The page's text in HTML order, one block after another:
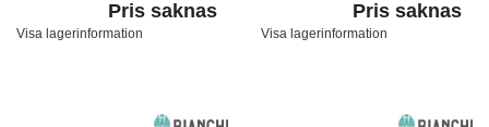
Pris saknas
Visa lagerinformation
Pris saknas
Visa lagerinformation